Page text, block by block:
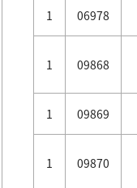
1 06978
1 09868
1 09869
1 09870